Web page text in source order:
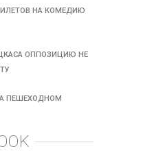
НА КОМЕДИЮ
ОППОЗИЦИЮ НЕ
ПЕШЕХОДНОМ